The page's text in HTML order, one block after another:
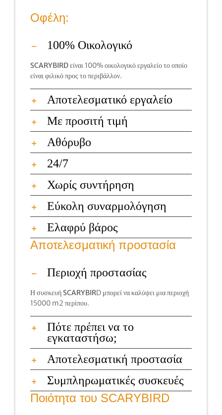
Οφέλη:
100% Οικολογικό
SCARYBIRDείναι 100% οικολογικό εργαλείο το οποίο
είναι φιλικό προς το περιβάλλον.
Αποτελεσματικό εργαλείο
Με προσιτή τιμή
Αθόρυβο
24/7
Χωρίς συντήρηση
Εύκολη συναρμολόγηση
Ελαφρύ βάρος
Αποτελεσματική προστασία
Περιοχή προστασίας
Η συσκευή SCARYBIRD μπορεί να καλύψει μια περιοχή
15000 m2 περίπου.
Πότε πρέπει να το
εγκαταστήσω;
Αποτελεσματική προστασία
Συμπληρωματικές συσκευές
Ποιότητα του SCARYBIRD